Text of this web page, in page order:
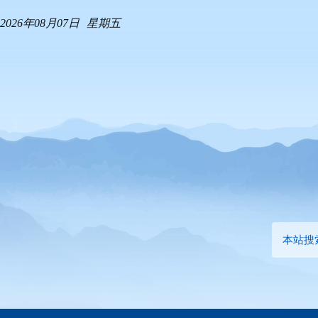
2026年08月07日 星期五
本站搜